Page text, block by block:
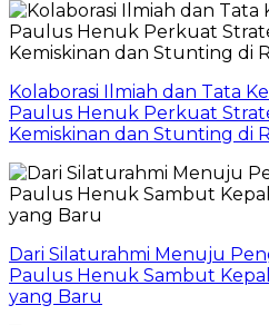
Kolaborasi Ilmiah dan Tata
Paulus Henuk Perkuat
Kemiskinan dan Stunting di
Dari Silaturahmi Menuju
Paulus Henuk Sambut
yang Baru